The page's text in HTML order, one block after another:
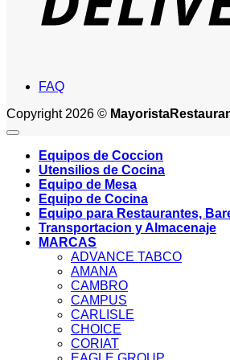
FAQ
Copyright 2026 ©
Equipos de Coccion
Utensilios de Cocina
Equipo de Mesa
Equipo de Cocina
Equipo para Restaurantes,
Transportacion y Almacenaje
MARCAS
ADVANCE TABCO
AMANA
CAMBRO
CAMPUS
CARLISLE
CHOICE
CORIAT